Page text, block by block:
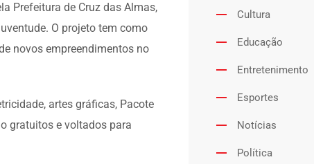
Prefeitura de Cruz das Almas,
O projeto tem como
novos empreendimentos no
artes gráficas, Pacote
gratuitos e voltados para
Cultura
Educação
Entretenimento
Esportes
Notícias
Política